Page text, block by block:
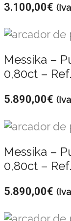
3.100,00€
Messika –
0,80ct –
5.890,00€
Messika –
0,80ct –
5.890,00€